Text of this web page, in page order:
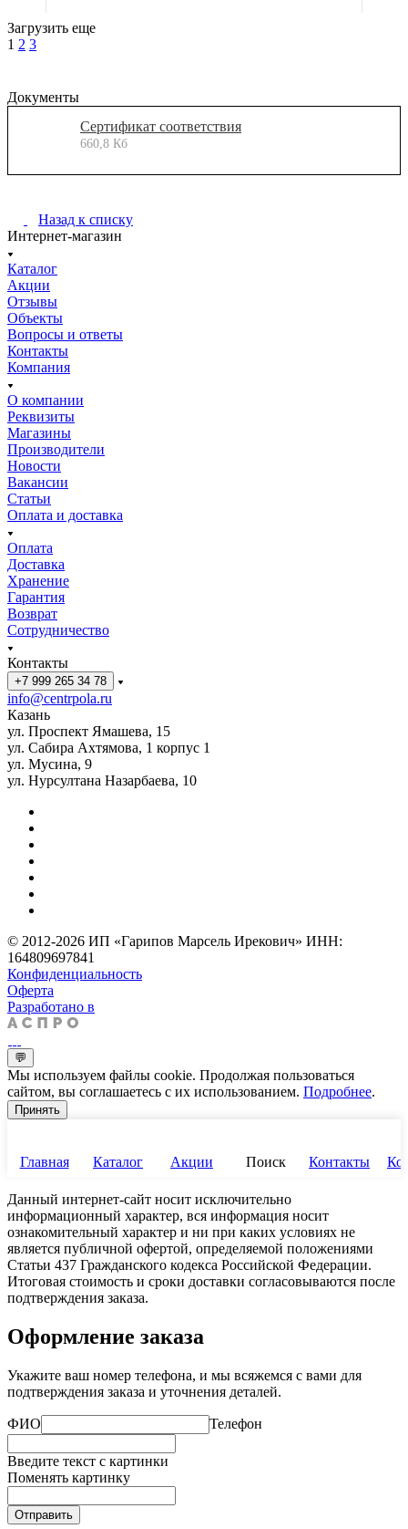
Загрузить еще
1 2 3
Документы
Сертификат соответствия
660,8 Кб
Назад к списку
Интернет-магазин
Каталог
Акции
Отзывы
Объекты
Вопросы и ответы
Контакты
Компания
О компании
Реквизиты
Магазины
Производители
Новости
Вакансии
Статьи
Оплата и доставка
Оплата
Доставка
Хранение
Гарантия
Возврат
Сотрудничество
Контакты
+7 999 265 34 78
info@centrpola.ru
Казань
ул. Проспект Ямашева, 15
ул. Сабира Ахтямова, 1 корпус 1
ул. Мусина, 9
ул. Нурсултана Назарбаева, 10
© 2012-2026 ИП «Гарипов Марсель Ирекович» ИНН:
164809697841
Конфиденциальность
Оферта
Разработано в
💬
Мы используем файлы cookie. Продолжая пользоваться
сайтом, вы соглашаетесь с их использованием. Подробнее.
Принять
Главная Каталог Акции Поиск Контакты
Данный интернет-сайт носит исключительно
информационный характер, вся информация носит
ознакомительный характер и ни при каких условиях не
является публичной офертой, определяемой положениями
Статьи 437 Гражданского кодекса Российской Федерации.
Итоговая стоимость и сроки доставки согласовываются после
подтверждения заказа.
Оформление заказа
Укажите ваш номер телефона, и мы всяжемся с вами для
подтверждения заказа и уточнения деталей.
ФИО Телефон
Введите текст с картинки
Поменять картинку
Отправить